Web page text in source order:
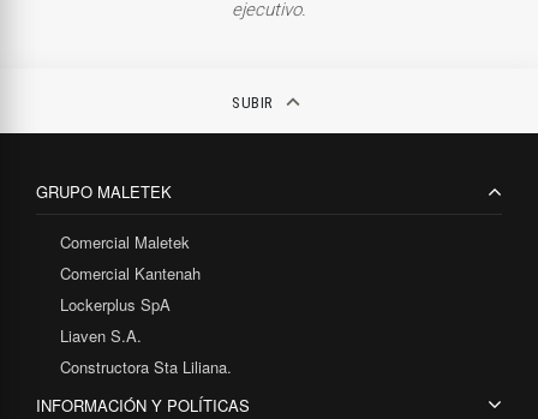
ejecutivo.
SUBIR keyboard_arrow_up
GRUPO MALETEK
Comercial Maletek
Comercial Kantenah
Lockerplus SpA
Liaven S.A.
Constructora Sta Liliana.
INFORMACIÓN Y POLÍTICAS